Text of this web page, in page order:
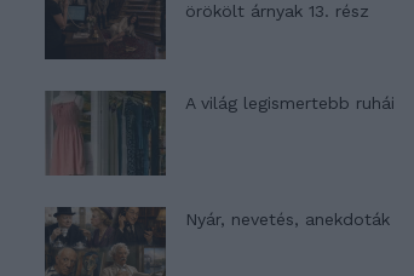
örökölt árnyak 13. rész
A világ legismertebb ruhái
Nyár, nevetés, anekdoták